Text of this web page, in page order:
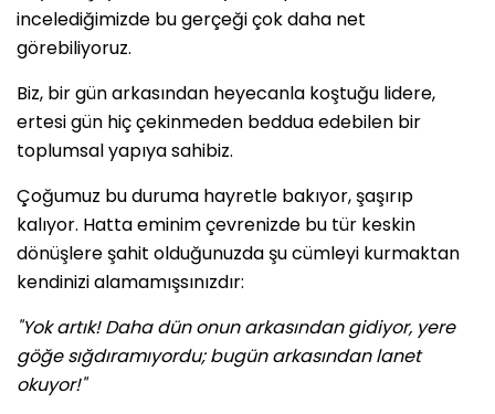
incelediğimizde bu gerçeği çok daha net
görebiliyoruz.
Biz, bir gün arkasından heyecanla koştuğu lidere,
ertesi gün hiç çekinmeden beddua edebilen bir
toplumsal yapıya sahibiz.
Çoğumuz bu duruma hayretle bakıyor, şaşırıp
kalıyor. Hatta eminim çevrenizde bu tür keskin
dönüşlere şahit olduğunuzda şu cümleyi kurmaktan
kendinizi alamamışsınızdır:
"Yok artık! Daha dün onun arkasından gidiyor, yere
göğe sığdıramıyordu; bugün arkasından lanet
okuyor!"